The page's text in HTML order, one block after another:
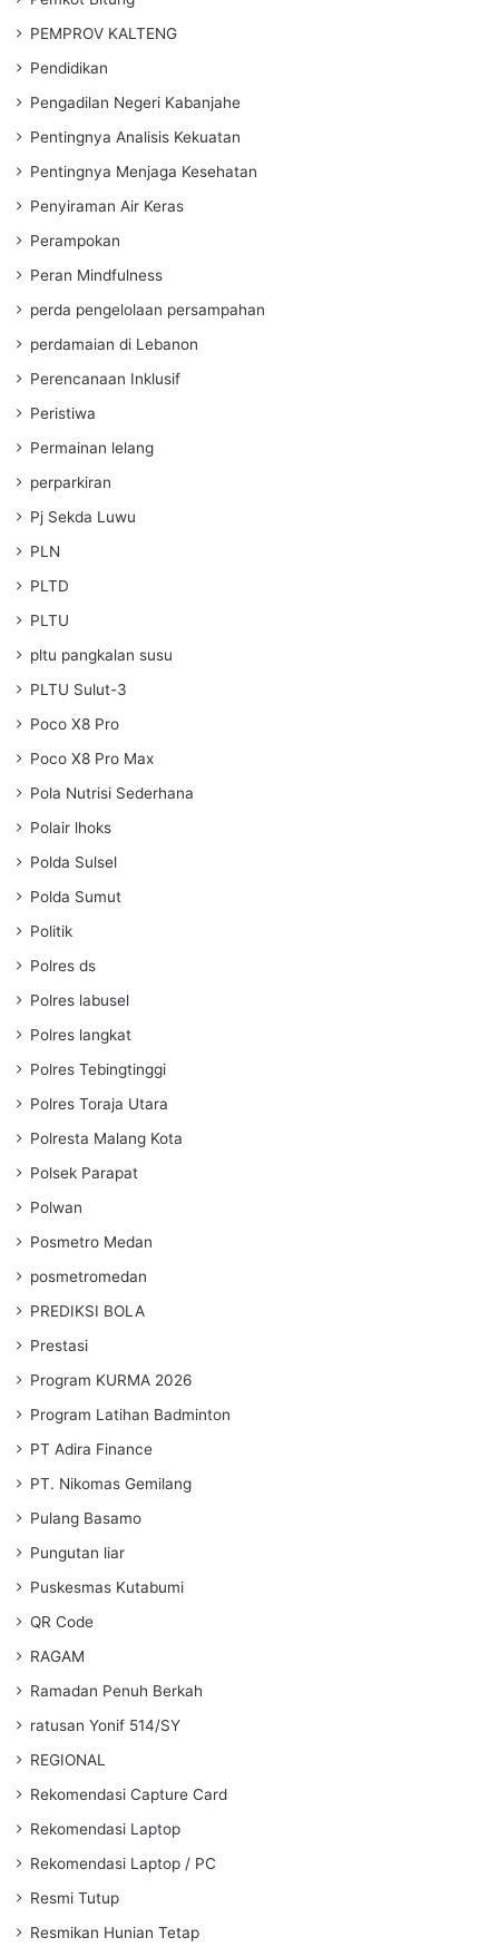
PEMPROV KALTENG
Pendidikan
Pengadilan Negeri Kabanjahe
Pentingnya Analisis Kekuatan
Pentingnya Menjaga Kesehatan
Penyiraman Air Keras
Perampokan
Peran Mindfulness
perda pengelolaan persampahan
perdamaian di Lebanon
Perencanaan Inklusif
Peristiwa
Permainan lelang
perparkiran
Pj Sekda Luwu
PLN
PLTD
PLTU
pltu pangkalan susu
PLTU Sulut-3
Poco X8 Pro
Poco X8 Pro Max
Pola Nutrisi Sederhana
Polair lhoks
Polda Sulsel
Polda Sumut
Politik
Polres ds
Polres labusel
Polres langkat
Polres Tebingtinggi
Polres Toraja Utara
Polresta Malang Kota
Polsek Parapat
Polwan
Posmetro Medan
posmetromedan
PREDIKSI BOLA
Prestasi
Program KURMA 2026
Program Latihan Badminton
PT Adira Finance
PT. Nikomas Gemilang
Pulang Basamo
Pungutan liar
Puskesmas Kutabumi
QR Code
RAGAM
Ramadan Penuh Berkah
ratusan Yonif 514/SY
REGIONAL
Rekomendasi Capture Card
Rekomendasi Laptop
Rekomendasi Laptop / PC
Resmi Tutup
Resmikan Hunian Tetap